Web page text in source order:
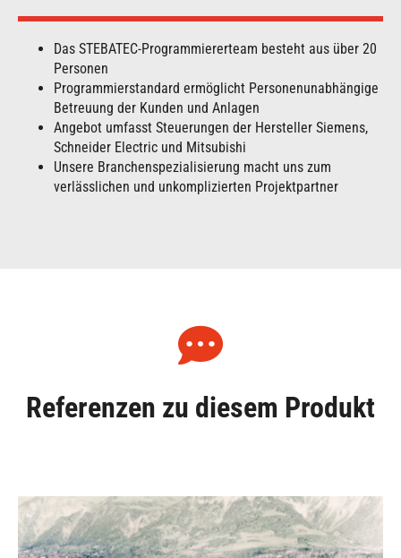
Das STEBATEC-Programmiererteam besteht aus über 20
Personen
Programmierstandard ermöglicht Personenunabhängige
Betreuung der Kunden und Anlagen
Angebot umfasst Steuerungen der Hersteller Siemens,
Schneider Electric und Mitsubishi
Unsere Branchenspezialisierung macht uns zum
verlässlichen und unkomplizierten Projektpartner
Referenzen zu diesem Produkt